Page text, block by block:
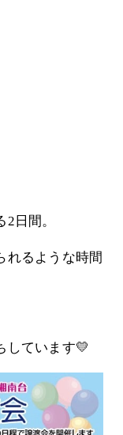
日間。
れるような時間
しています💛